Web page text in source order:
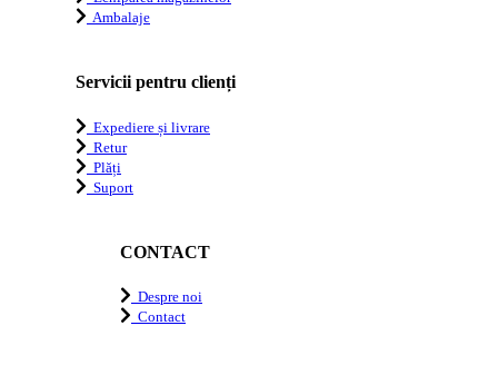
Ambalaje
Servicii pentru clienți
Expediere și livrare
Retur
Plăți
Suport
CONTACT
Despre noi
Contact